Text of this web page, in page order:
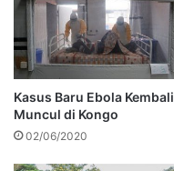
Kasus Baru Ebola Kembali
Muncul di Kongo
02/06/2020